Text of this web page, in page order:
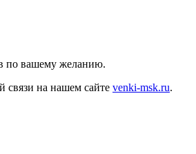
по вашему желанию.
связи на нашем сайте venki-msk.ru.